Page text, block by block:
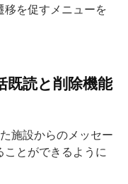
を促すメニューを
既読と削除機能
施設からのメッセー
ことができるように